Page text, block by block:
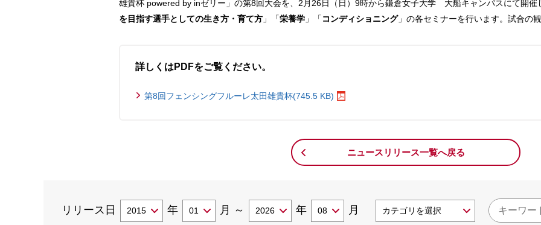
雄貴杯 powered by inゼリー」の第8回大会を、2月26日（日）9時から鎌倉女子大学 大船キャンパスにて開催
を目指す選手としての生き方・育て方 」「栄養学 」「 コンディショニング」の各セミナーを行います。試合の
詳しくはPDFをご覧ください。
第8回フェンシングフルーレ太田雄貴杯(745.5 KB)
ニュースリリース一覧へ戻る
リリース日 年 月 ～ 年 月